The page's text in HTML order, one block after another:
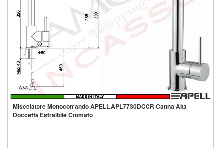
Miscelatore Monocomando APELL APL7730DCCR Canna Alta
Doccetta Estraibile Cromato